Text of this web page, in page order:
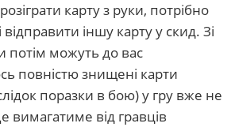
карту з руки, потрібно
відправити іншу карту у скид. Зі
потім можуть до вас
повністю знищені карти
поразки в бою) у гру вже не
вимагатиме від гравців